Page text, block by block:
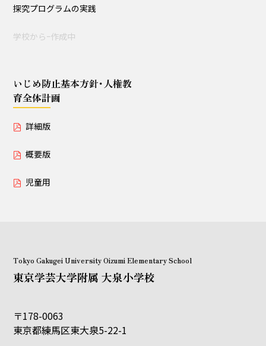
探究プログラムの実践
学校からｰ作成中
いじめ防止基本方針･人権教
育全体計画
詳細版
概要版
児童用
Tokyo Gakugei University Oizumi Elementary School
東京学芸大学附属 大泉小学校
〒178-0063
東京都練馬区東大泉5-22-1